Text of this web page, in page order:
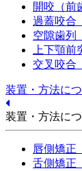
開咬（前
過蓋咬合
空隙歯列
上下顎前
交叉咬合
装置・方法に
装置・方法に
唇側矯正
舌側矯正